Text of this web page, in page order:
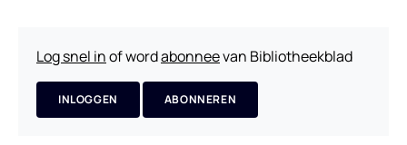
Log snel inof wordabonneevan Bibliotheekblad
INLOGGEN ABONNEREN